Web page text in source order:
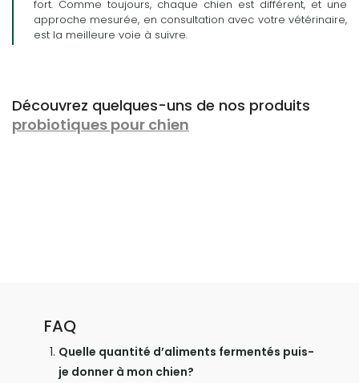
fort. Comme toujours, chaque chien est différent, et une
approche mesurée, en consultation avec votre vétérinaire,
est la meilleure voie à suivre.
Découvrez quelques-uns de nos produits
probiotiques pour chien
FAQ
Quelle quantité d’aliments fermentés puis-
je donner à mon chien?